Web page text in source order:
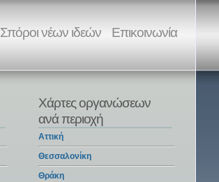
Σπόροι νέων ιδεών Επικοινωνία
Χάρτες οργανώσεων
ανά περιοχή
Αττική
Θεσσαλονίκη
Θράκη